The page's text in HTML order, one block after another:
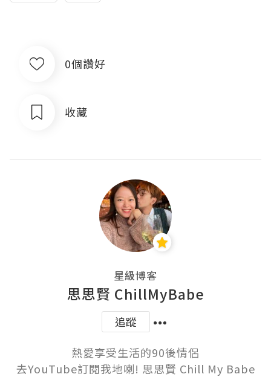
0個讚好
收藏
星級博客
思思賢 ChillMyBabe
追蹤
熱愛享受生活的90後情侶
去YouTube訂閱我地喇! 思思賢 Chill My Babe